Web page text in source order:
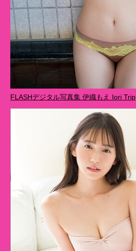
FLASHデジタル写真集 伊織もえ Iori Trip